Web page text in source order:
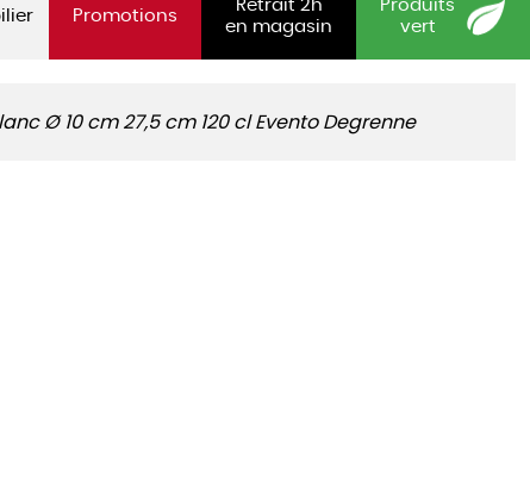
Promotions
Retrait 2h
en magasin
Produits
vert
Ø 10 cm 27,5 cm 120 cl Evento Degrenne